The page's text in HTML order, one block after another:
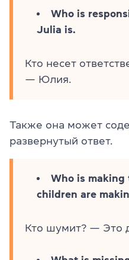
Who is
Julia is.
Кто несет
— Юлия.
Также она может
развернутый ответ.
Who is
children are
Кто шумит? — Это